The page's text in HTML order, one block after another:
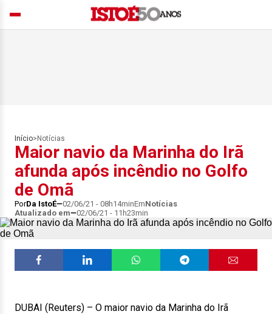
Início> Notícias
Maior navio da Marinha do Irã
afunda após incêndio no Golfo
de Omã
PorDa IstoÉ 02/06/21 - 08h14minEmNotícias
Atualizado em
02/06/21 - 11h23min
DUBAI (Reuters) – O maior navio da Marinha do Irã